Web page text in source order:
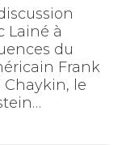
Lainé à
du
Frank
Chaykin, le